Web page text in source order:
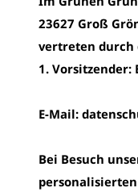
23627 Groß
vertreten durch
1. Vorsitzender:
E-Mail:
Bei Besuch